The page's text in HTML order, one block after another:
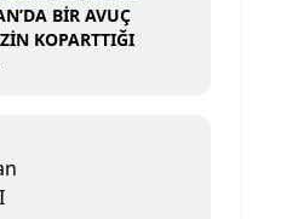
BİR AVUÇ
KOPARTTIĞI